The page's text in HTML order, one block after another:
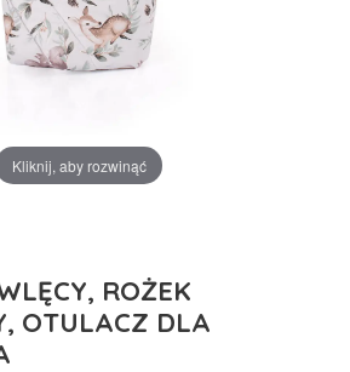
Kliknij, aby rozwinąć
ROŻEK
OTULACZ DLA